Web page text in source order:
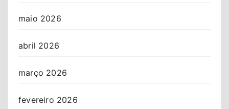
maio 2026
abril 2026
março 2026
fevereiro 2026